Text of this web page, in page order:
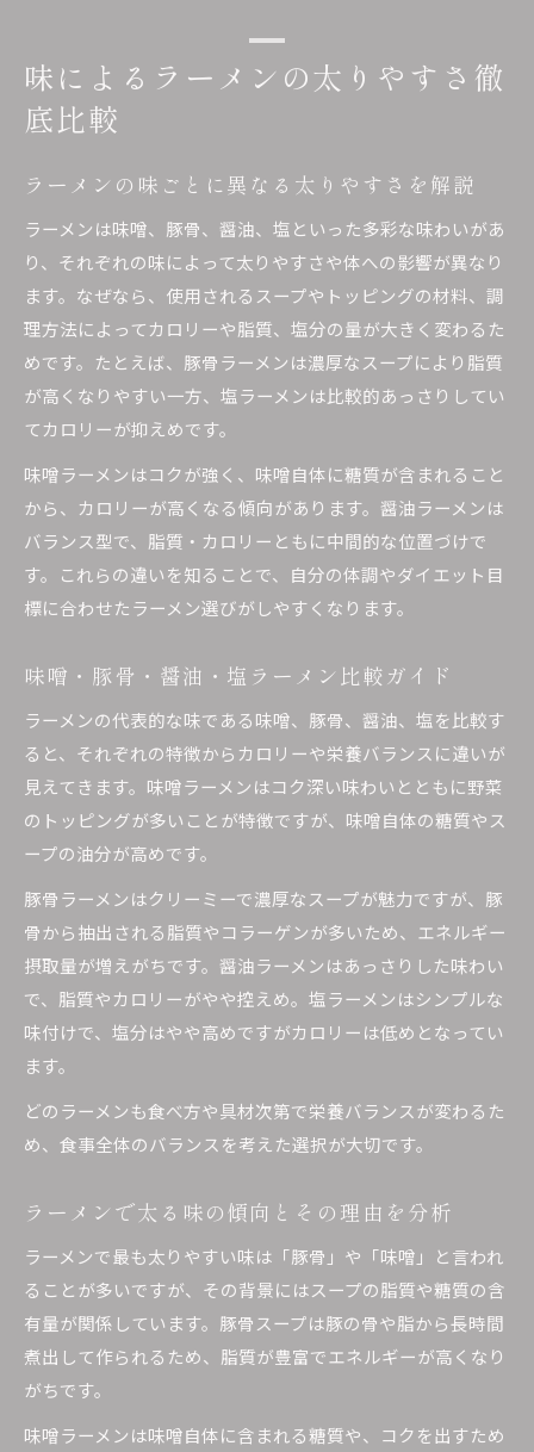
味によるラーメンの太りやすさ徹
底比較
ラーメンの味ごとに異なる太りやすさを解説
ラーメンは味噌、豚骨、醤油、塩といった多彩な味わいがあ
り、それぞれの味によって太りやすさや体への影響が異なり
ます。なぜなら、使用されるスープやトッピングの材料、調
理方法によってカロリーや脂質、塩分の量が大きく変わるた
めです。たとえば、豚骨ラーメンは濃厚なスープにより脂質
が高くなりやすい一方、塩ラーメンは比較的あっさりしてい
てカロリーが抑えめです。
味噌ラーメンはコクが強く、味噌自体に糖質が含まれること
から、カロリーが高くなる傾向があります。醤油ラーメンは
バランス型で、脂質・カロリーともに中間的な位置づけで
す。これらの違いを知ることで、自分の体調やダイエット目
標に合わせたラーメン選びがしやすくなります。
味噌・豚骨・醤油・塩ラーメン比較ガイド
ラーメンの代表的な味である味噌、豚骨、醤油、塩を比較す
ると、それぞれの特徴からカロリーや栄養バランスに違いが
見えてきます。味噌ラーメンはコク深い味わいとともに野菜
のトッピングが多いことが特徴ですが、味噌自体の糖質やス
ープの油分が高めです。
豚骨ラーメンはクリーミーで濃厚なスープが魅力ですが、豚
骨から抽出される脂質やコラーゲンが多いため、エネルギー
摂取量が増えがちです。醤油ラーメンはあっさりした味わい
で、脂質やカロリーがやや控えめ。塩ラーメンはシンプルな
味付けで、塩分はやや高めですがカロリーは低めとなってい
ます。
どのラーメンも食べ方や具材次第で栄養バランスが変わるた
め、食事全体のバランスを考えた選択が大切です。
ラーメンで太る味の傾向とその理由を分析
ラーメンで最も太りやすい味は「豚骨」や「味噌」と言われ
ることが多いですが、その背景にはスープの脂質や糖質の含
有量が関係しています。豚骨スープは豚の骨や脂から長時間
煮出して作られるため、脂質が豊富でエネルギーが高くなり
がちです。
味噌ラーメンは味噌自体に含まれる糖質や、コクを出すため